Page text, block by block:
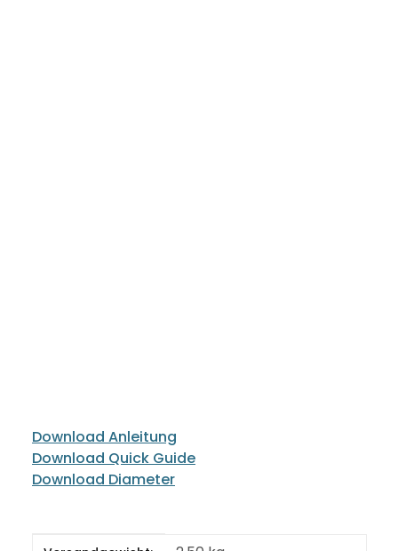
Download Anleitung
Download Quick Guide
Download Diameter